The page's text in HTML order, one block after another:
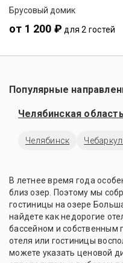
Брусовый домик
от 1 200 ₽ для 2 гостей
Популярные
Челябинская
Челябинск
В летнее время года
близ озер. Поэтому мы
гостиницы на озере
найдете как недорогие
бассейном и
отеля или гостиницы
можете указать ценовой